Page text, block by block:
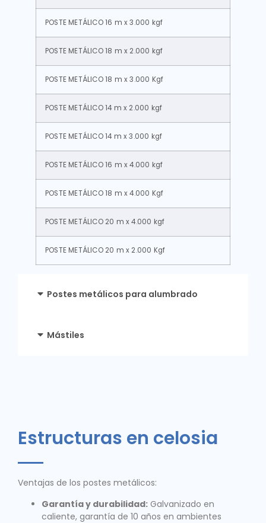
POSTE METÁLICO 16 m x 3.000 kgf
POSTE METÁLICO 18 m x 2.000 kgf
POSTE METÁLICO 18 m x 3.000 Kgf
POSTE METÁLICO 14 m x 2.000 kgf
POSTE METÁLICO 14 m x 3.000 kgf
POSTE METÁLICO 16 m x 4.000 kgf
POSTE METÁLICO 18 m x 4.000 Kgf
POSTE METÁLICO 20 m x 4.000 kgf
POSTE METÁLICO 20 m x 2.000 Kgf
Postes metálicos para alumbrado
Mástiles
Estructuras en celosia
Ventajas de los postes metálicos:
Garantía y durabilidad: Galvanizado en
caliente, garantía de 10 años en ambientes